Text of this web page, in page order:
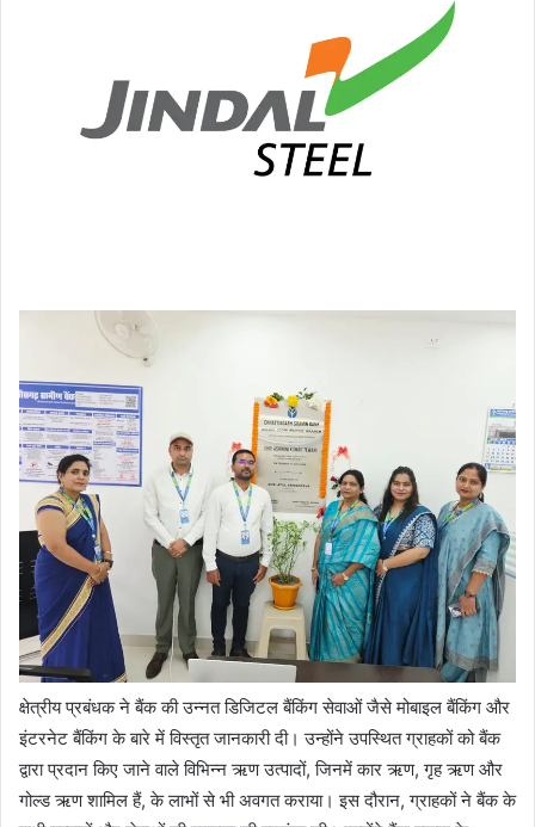
क्षेत्रीय प्रबंधक ने बैंक की उन्नत डिजिटल बैंकिंग सेवाओं जैसे मोबाइल बैंकिंग और
इंटरनेट बैंकिंग के बारे में विस्तृत जानकारी दी। उन्होंने उपस्थित ग्राहकों को बैंक
द्वारा प्रदान किए जाने वाले विभिन्न ऋण उत्पादों, जिनमें कार ऋण, गृह ऋण और
गोल्ड ऋण शामिल हैं, के लाभों से भी अवगत कराया। इस दौरान, ग्राहकों ने बैंक के